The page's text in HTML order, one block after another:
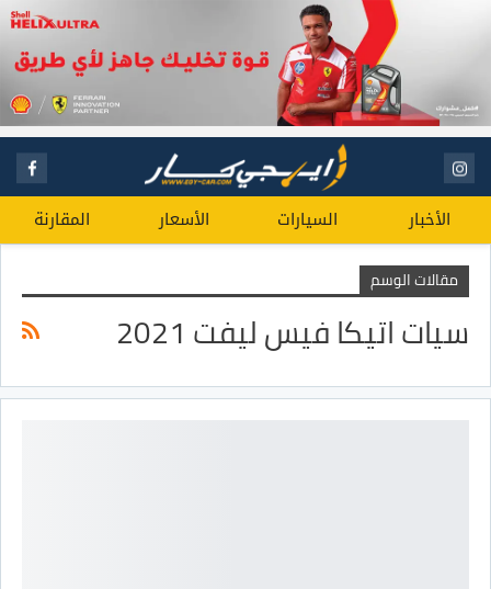
الأخبار السيارات الأسعار المقارنة
مقالات الوسم
سيات اتيكا فيس ليفت 2021